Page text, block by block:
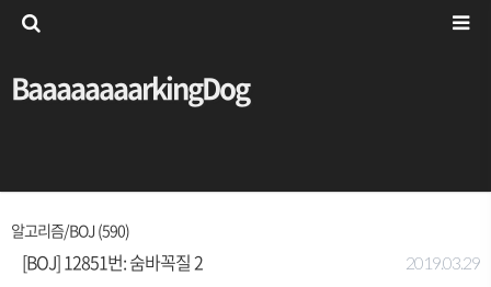
BaaaaaaaarkingDog
알고리즘/BOJ (590)
[BOJ] 12851번: 숨바꼭질 2 2019.03.29